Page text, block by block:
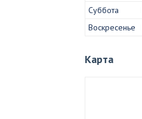
Суббота
Воскресенье
Карта